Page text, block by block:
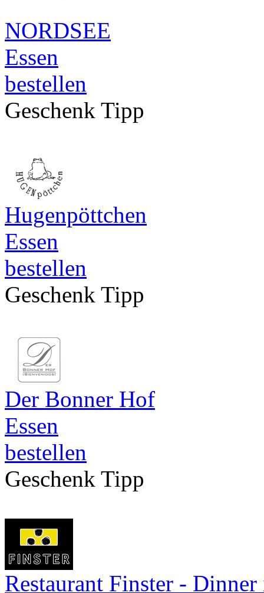
NORDSEE
Essen
bestellen
Geschenk Tipp
Hugenpöttchen
Essen
bestellen
Geschenk Tipp
Der Bonner Hof
Essen
bestellen
Geschenk Tipp
Restaurant Finster -